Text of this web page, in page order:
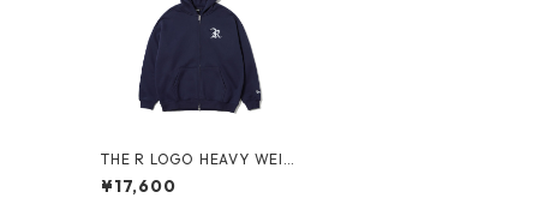
THE R LOGO HEAVY WEIG
HT ZIP HOODIE(NAVY)
¥17,600